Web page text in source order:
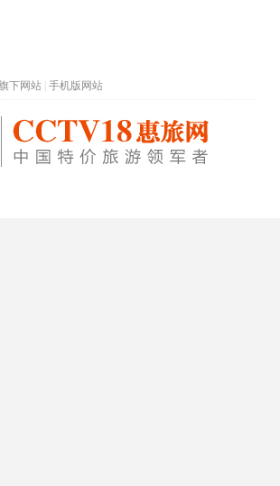
下网站 手机版网站